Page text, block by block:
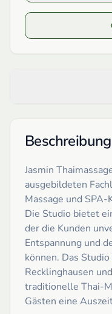
Beschreibung
Jasmin
ausgebildeten
Massage und
Die Studio bietet
der die Kunden
Entspannung und
können. Das
Recklinghausen
traditionelle Thai-
Gästen eine